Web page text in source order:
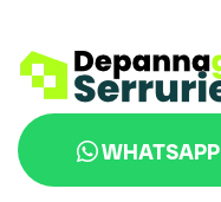
WHATSAPP